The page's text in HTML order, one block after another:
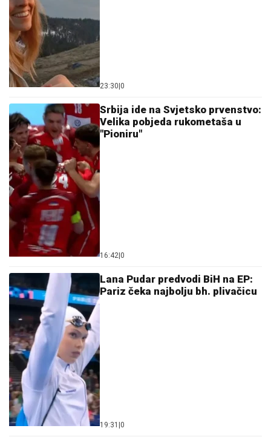
23:30 0
Srbija ide na Svjetsko prvenstvo:
Velika pobjeda rukometaša u
"Pioniru"
16:42 0
Lana Pudar predvodi BiH na EP:
Pariz čeka najbolju bh. plivačicu
19:31 0